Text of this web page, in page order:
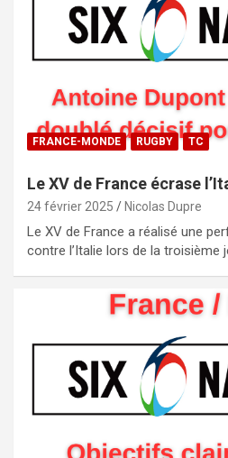
FRANCE-MONDE RUGBY TC
Le XV de France écrase
24 février 2025 Nicolas Dupre
Le XV de France a réalisé une
contre l’Italie lors de la troisième